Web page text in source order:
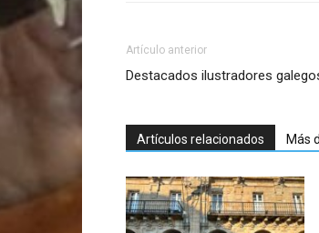
Artículo anterior
Destacados ilustradores
Artículos relacionados Más